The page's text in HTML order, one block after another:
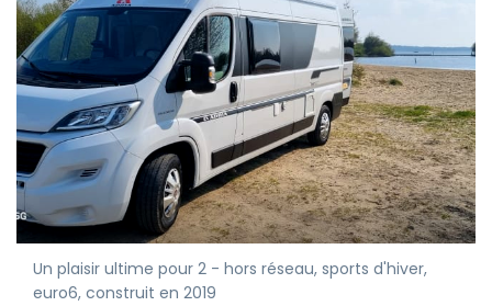
Un plaisir ultime pour 2 - hors réseau, sports d'hiver,
euro6, construit en 2019